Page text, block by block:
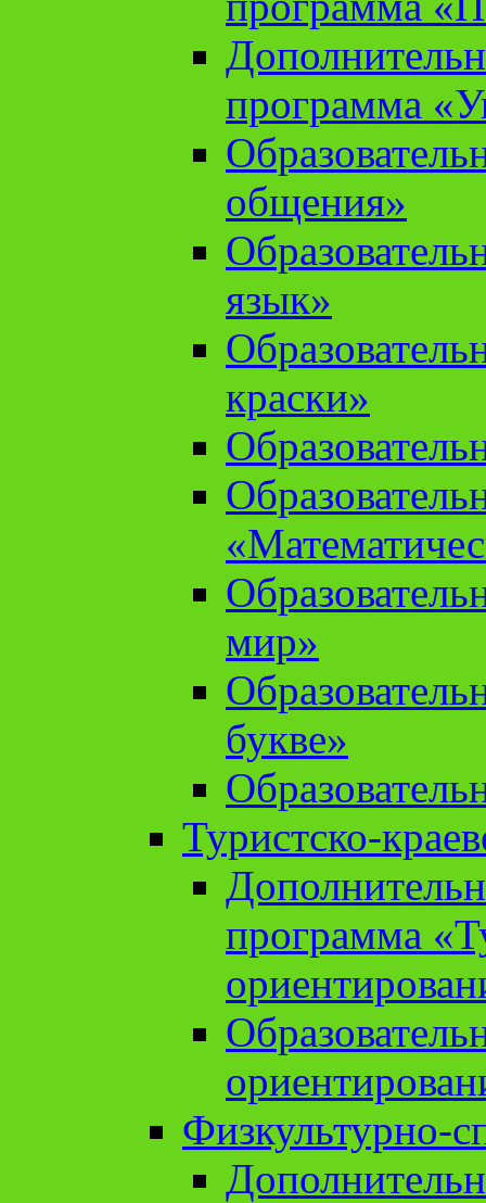
программа
общения»
язык»
краски»
мир»
букве»
Туристско-
программа
Физкультурно-